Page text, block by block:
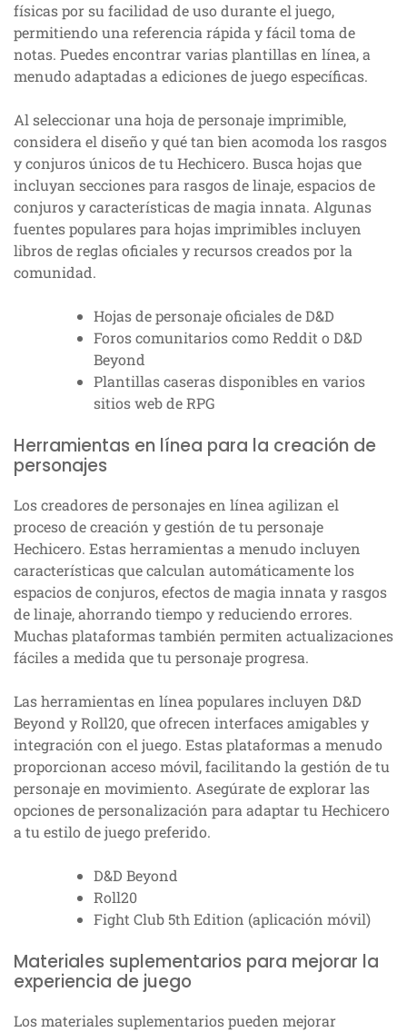
físicas por su facilidad de uso durante el juego,
permitiendo una referencia rápida y fácil toma de
notas. Puedes encontrar varias plantillas en línea, a
menudo adaptadas a ediciones de juego específicas.
Al seleccionar una hoja de personaje imprimible,
considera el diseño y qué tan bien acomoda los rasgos
y conjuros únicos de tu Hechicero. Busca hojas que
incluyan secciones para rasgos de linaje, espacios de
conjuros y características de magia innata. Algunas
fuentes populares para hojas imprimibles incluyen
libros de reglas oficiales y recursos creados por la
comunidad.
Hojas de personaje oficiales de D&D
Foros comunitarios como Reddit o D&D
Beyond
Plantillas caseras disponibles en varios
sitios web de RPG
Herramientas en línea para la creación de
personajes
Los creadores de personajes en línea agilizan el
proceso de creación y gestión de tu personaje
Hechicero. Estas herramientas a menudo incluyen
características que calculan automáticamente los
espacios de conjuros, efectos de magia innata y rasgos
de linaje, ahorrando tiempo y reduciendo errores.
Muchas plataformas también permiten actualizaciones
fáciles a medida que tu personaje progresa.
Las herramientas en línea populares incluyen D&D
Beyond y Roll20, que ofrecen interfaces amigables y
integración con el juego. Estas plataformas a menudo
proporcionan acceso móvil, facilitando la gestión de tu
personaje en movimiento. Asegúrate de explorar las
opciones de personalización para adaptar tu Hechicero
a tu estilo de juego preferido.
D&D Beyond
Roll20
Fight Club 5th Edition (aplicación móvil)
Materiales suplementarios para mejorar la
experiencia de juego
Los materiales suplementarios pueden mejorar